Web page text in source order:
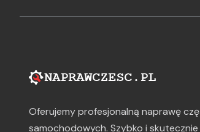
Oferujemy profesjonalną naprawę
samochodowych. Szybko i